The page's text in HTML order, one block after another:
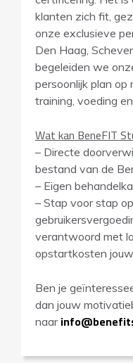
klanten zich fit,
onze exclusieve
Den Haag,
begeleiden we
persoonlijk plan
training, voeding
Wat kan BeneFIT
– Directe
bestand van de
– Eigen
– Stap voor stap
verantwoord met
opstartkosten
Ben je
dan jouw
naar